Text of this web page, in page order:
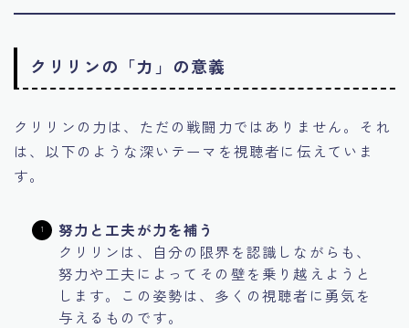
クリリンの「力」の意義
クリリンの力は、ただの戦闘力ではありません。それ
は、以下のような深いテーマを視聴者に伝えていま
す。
努力と工夫が力を補う
クリリンは、自分の限界を認識しながらも、
努力や工夫によってその壁を乗り越えようと
します。この姿勢は、多くの視聴者に勇気を
与えるものです。